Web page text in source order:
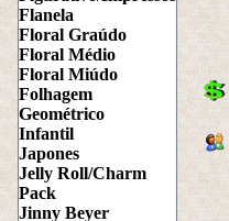
Flanela
Floral Graúdo
Floral Médio
Floral Miúdo
Folhagem
Geométrico
Infantil
Japones
Jelly Roll/Charm
Pack
Jinny Beyer